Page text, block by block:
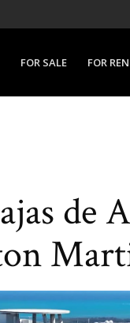
FOR SALE FOR
de